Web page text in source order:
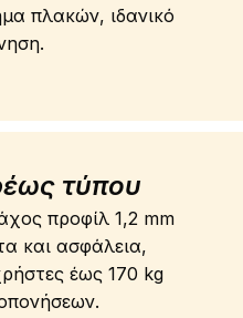
πλακών, ιδανικό
τύπου
προφίλ 1,2 mm
και ασφάλεια,
έως 170 kg